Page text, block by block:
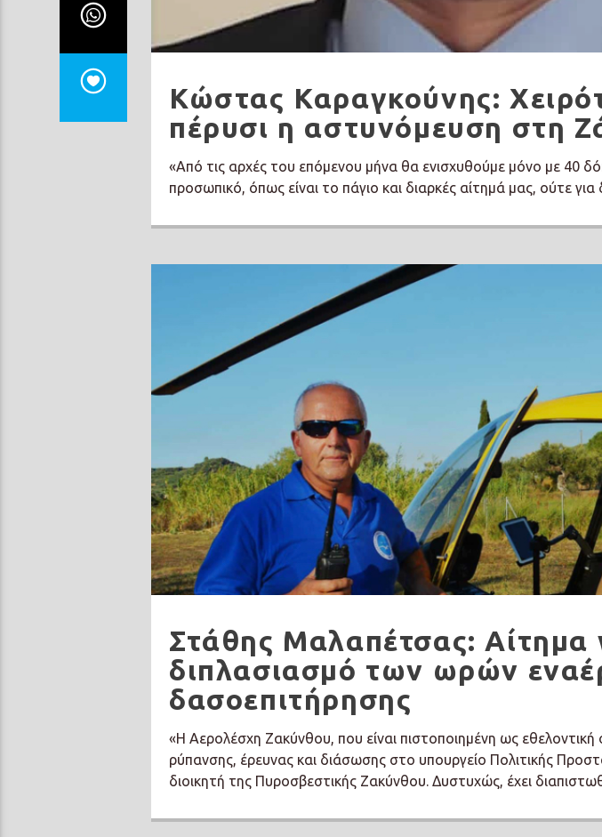
Κώστας Καραγκούνης:
πέρυσι η αστυνόμευση στη
«Από τις αρχές του επόμενου μήνα θα ενισχυθούμε μόνο με 40
προσωπικό, όπως είναι το πάγιο και διαρκές αίτημά μας, ούτε
Στάθης Μαλαπέτσας: Αίτημα
διπλασιασμό των ωρών
δασοεπιτήρησης
«Η Αερολέσχη Ζακύνθου, που είναι πιστοποιημένη ως
ρύπανσης, έρευνας και διάσωσης στο υπουργείο Πολιτικής
διοικητή της Πυροσβεστικής Ζακύνθου. Δυστυχώς, έχει